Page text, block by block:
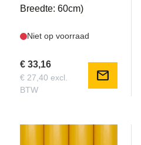
Breedte: 60cm)
Niet op voorraad
€ 33,16
€ 27,40 excl.
BTW
mail